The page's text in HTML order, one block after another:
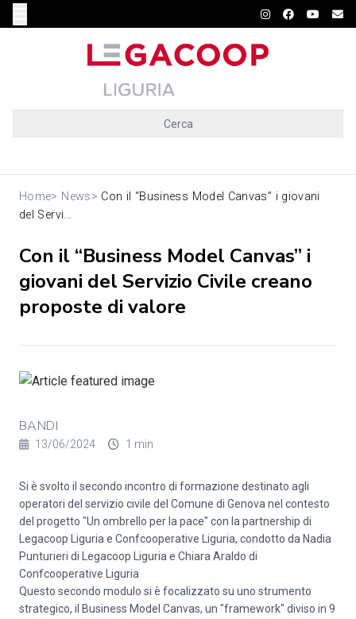
Cerca
Home> News> Con il “Business Model Canvas” i giovani
del Servi...
Con il “Business Model Canvas” i
giovani del Servizio Civile creano
proposte di valore
BANDI
13/06/2024 1 min
Si è svolto il secondo incontro di formazione destinato agli
operatori del servizio civile del Comune di Genova nel contesto
del progetto "Un ombrello per la pace" con la partnership di
Legacoop Liguria e Confcooperative Liguria, condotto da Nadia
Punturieri di Legacoop Liguria e Chiara Araldo di
Confcooperative Liguria
Questo secondo modulo si è focalizzato su uno strumento
strategico, il Business Model Canvas, un "framework" diviso in 9